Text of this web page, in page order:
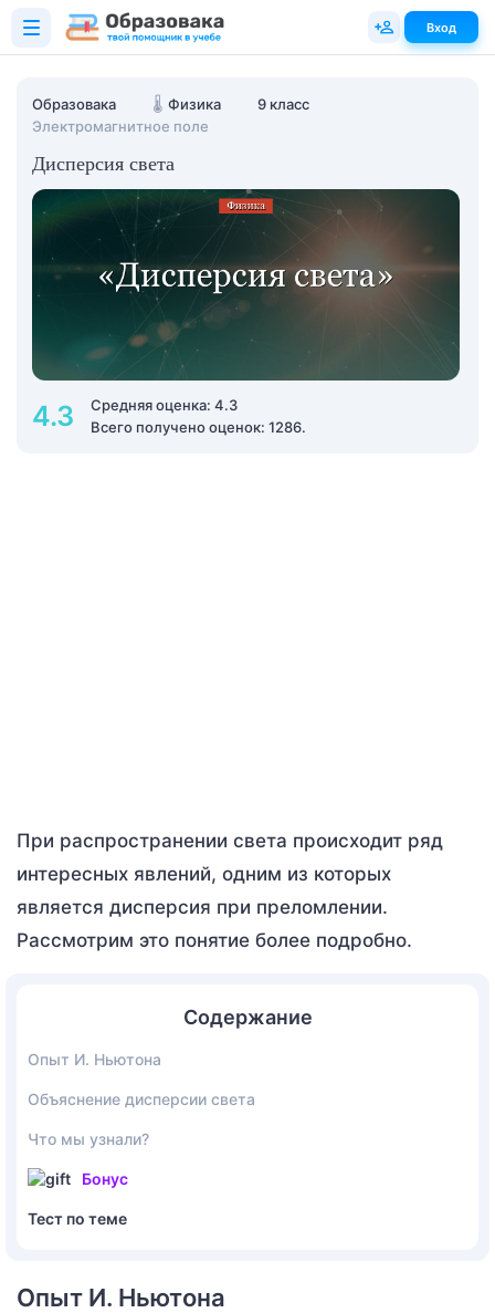
Образовака 🌡️ Физика
9 класс
Электромагнитное поле
Дисперсия света
4.3
Средняя оценка: 4.3
Всего получено оценок: 1286.
При распространении света происходит ряд
интересных явлений, одним из которых
является дисперсия при преломлении.
Рассмотрим это понятие более подробно.
Содержание
Опыт И. Ньютона
Объяснение дисперсии света
Что мы узнали?
Бонус
Тест по теме
Опыт И. Ньютона
Вход